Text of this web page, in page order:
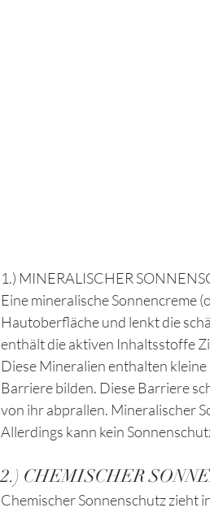
1.) MINERALISCHER
Eine mineralische Sonnencreme
Hautoberfläche und lenkt die
enthält die aktiven Inhaltsstoffe
Diese Mineralien enthalten
Barriere bilden. Diese Barriere
von ihr abprallen. Mineralischer
Allerdings kann kein
2.) CHEMISCHER
Chemischer Sonnenschutz zieht